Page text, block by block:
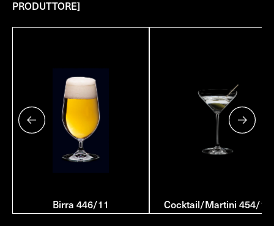
PRODUTTORE]
Birra 446/11 Cocktail/Martini 454/17